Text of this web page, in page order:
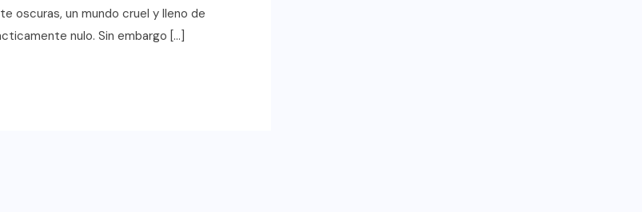
oscuras, un mundo cruel y lleno de
nulo. Sin embargo […]